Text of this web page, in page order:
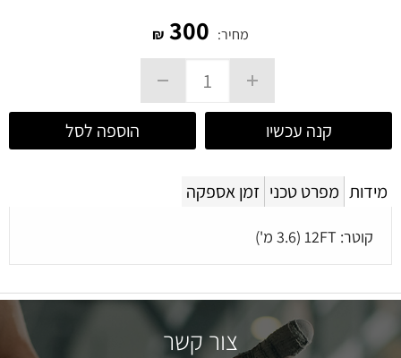
מחיר: 300
₪
קנה עכשיו הוספה לסל
מידות מפרט טכני זמן אספקה
קוטר: 12FT (3.6 מ')
צור קשר